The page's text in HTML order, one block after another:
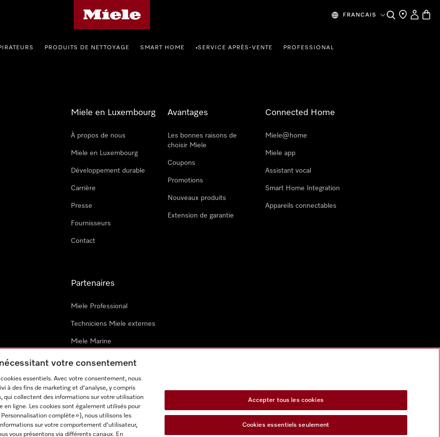
FRANCAIS Recherche
MesPanier
PRODUITS DE NETTOYAGE SMART HOME •SERVICE APRÈS-VENTE PROFESSIONAL
Miele en Luxembourg
À propos de nous
Miele en Luxembourg
Développement durable
Carrière
Presse
Fournisseurs
Contact
Avantages
Les bonnes raisons de
choisir Miele
Coupons
Promotions
Nouveaux produits
Extension de garantie
Connected Home
Miele@home
Miele app
Assistant vocal
Smart Home Integration
Appareils connectables
Partenaires
Miele Professional
Techniciens Miele externes
Miele Marine
Architectes & promoteurs
d’utilisation Déclaration d'accessibilité
Formulaire de rétractation
votre consentement
essentiels. Avec votre consentement, nous
à des fins de marketing et d'analyse, y compris
qui collectent des informations sur votre utilisation
en ligne. Les cookies sont également utilisés pour
complète »), nous utilisons les
sur votre comportement d'utilisateur,
vous présentons via différents canaux. En
Accepter tous les cookies
Cookies essentiels seulement